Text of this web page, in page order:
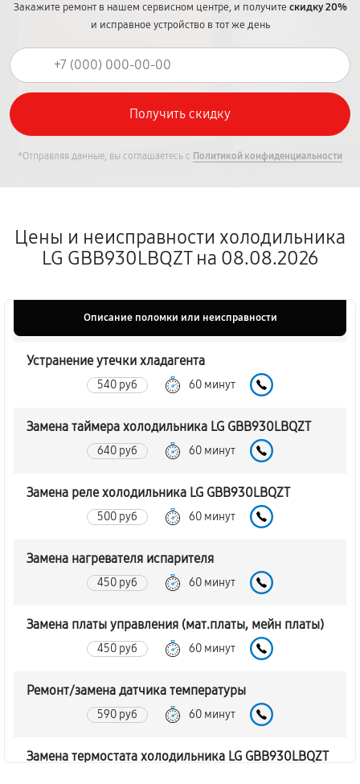
Закажите ремонт в нашем сервисном центре, и получитескидку 20%
и исправное устройство в тот же день
*Отправляя данные, вы соглашаетесь с Политикой конфиденциальности
Цены и неисправности холодильника
LG GBB930LBQZT на 08.08.2026
Описание поломки или неисправности
Устранение утечки хладагента
540 руб 60 минут
Замена таймера холодильника LG GBB930LBQZT
640 руб 60 минут
Замена реле холодильника LG GBB930LBQZT
500 руб 60 минут
Замена нагревателя испарителя
450 руб 60 минут
Замена платы управления (мат.платы, мейн платы)
450 руб 60 минут
Ремонт/замена датчика температуры
590 руб 60 минут
Замена термостата холодильника LG GBB930LBQZT